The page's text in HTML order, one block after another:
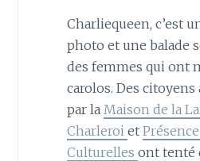
Charliequeen, c’est
photo et une balade
des femmes qui ont
carolos. Des citoyens
par la Maison de la
Charleroi et
Culturelles ont tenté